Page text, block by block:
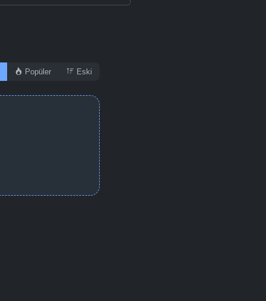
Popüler Eski